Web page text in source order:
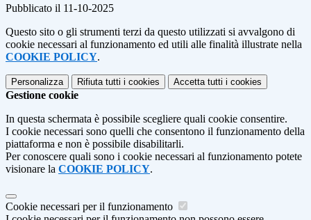
Pubblicato il 11-10-2025
Questo sito o gli strumenti terzi da questo utilizzati si avvalgono di
cookie necessari al funzionamento ed utili alle finalità illustrate nella
COOKIE POLICY.
Personalizza Rifiuta tutti i cookies Accetta tutti i cookies
Gestione cookie
In questa schermata è possibile scegliere quali cookie consentire.
I cookie necessari sono quelli che consentono il funzionamento della
piattaforma e non è possibile disabilitarli.
Per conoscere quali sono i cookie necessari al funzionamento potete
visionare la COOKIE POLICY.
Cookie necessari per il funzionamento